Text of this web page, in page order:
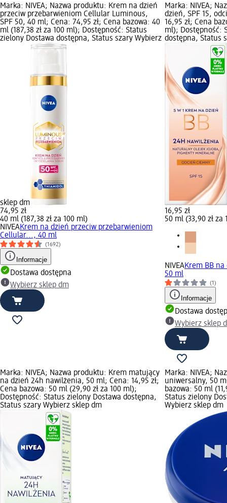
Marka: NIVEA; Nazwa produktu: Krem na dzień
przeciw przebarwieniom Cellular Luminous,
SPF 50, 40 ml; Cena: 74,95 zł; Cena bazowa: 40
ml (187,38 zł za 100 ml); Dostępność: Status
zielony Dostawa dostępna, Status szary Wybierz
sklep dm
74,95 zł
40 ml (187,38 zł za 100 ml)
NIVEAKrem na dzień przeciw przebarwieniom
Cellular..., 40 ml
(1692)
Informacje
Dostawa dostępna
Wybierz sklep dm
Marka: NIVEA;
dzień, SPF 15,
16,95 zł; Cena
ml); Dostępność:
dostępna, Status
16,95 zł
50 ml (33,90 zł za
NIVEAKrem BB
50 ml
(1)
Informacje
Dostawa
Wybierz sklep
Marka: NIVEA; Nazwa produktu: Krem matujący
na dzień 24h nawilżenia, 50 ml; Cena: 14,95 zł;
Cena bazowa: 50 ml (29,90 zł za 100 ml);
Dostępność: Status zielony Dostawa dostępna,
Status szary Wybierz sklep dm
Marka: NIVEA;
uniwersalny, 50
bazowa: 50 ml
Status zielony
Wybierz sklep dm